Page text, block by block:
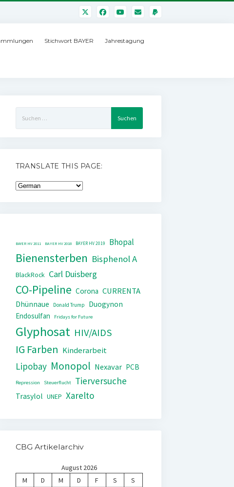
Stichwort BAYER Jahrestagung
nach:
TRANSLATE THIS PAGE:
BAYER HV 2011 BAYER HV 2018 BAYER HV 2019 Bhopal
Bienensterben Bisphenol A
BlackRock Carl Duisberg
CO-Pipeline Corona CURRENTA
Dhünnaue Donald Trump
Duogynon
Endosulfan
Fridays for Future
Glyphosat HIV/AIDS
IG Farben Kinderarbeit
Lipobay Monopol Nexavar PCB
Repression Steuerflucht Tierversuche
Trasylol UNEP Xarelto
CBG Artikelarchiv
August 2026
M
D M D F S
S